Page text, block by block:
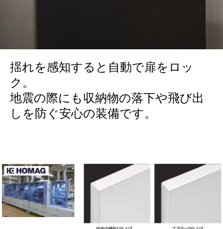
揺れを感知すると自動で扉をロッ
ク。
地震の際にも収納物の落下や飛び出
しを防ぐ安心の装備です。